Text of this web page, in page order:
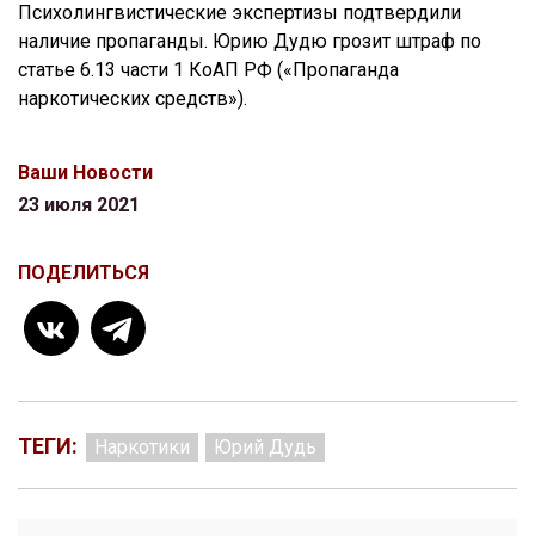
Психолингвистические экспертизы подтвердили
наличие пропаганды. Юрию Дудю грозит штраф по
статье 6.13 части 1 КоАП РФ («Пропаганда
наркотических средств»).
Ваши Новости
23 июля 2021
ПОДЕЛИТЬСЯ
ТЕГИ: Наркотики Юрий Дудь